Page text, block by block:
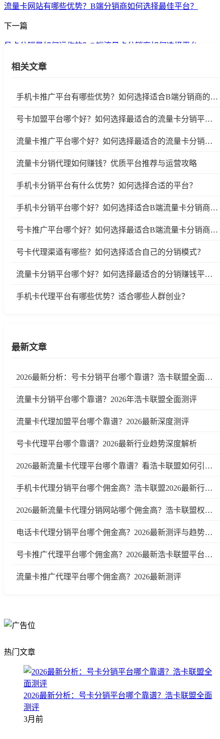
流量卡网站有哪些优势？B端分销商如何选择最佳平台？
下一篇
号卡分销是如何运作的？B端流量卡分销商如何选择平台 ...
相关文章
手机卡推广平台有哪些优势？如何选择适合B端分销商的优质平台？
号卡加盟平台哪个好？如何选择最适合的流量卡分销平台？
流量卡推广平台哪个好？如何选择最适合的流量卡分销平台
流量卡分销代理如何赚钱？优质平台推荐与运营攻略
手机卡分销平台有什么优势？如何选择合适的平台？
手机卡分销平台哪个好？如何选择适合B端流量卡分销商的平台？
号卡推广平台哪个好？如何选择最适合B端流量卡分销商的号卡推广平台？
号卡代理渠道有哪些？如何选择适合自己的分销模式？
流量卡分销平台哪个好？如何选择最适合的分销赚钱平台？
手机卡代理平台有哪些优势？适合哪些人群创业？
最新文章
2026最新分析：号卡分销平台哪个靠谱？浩卡联盟全面测评
流量卡分销平台哪个靠谱？2026年浩卡联盟全面测评
流量卡代理加盟平台哪个靠谱？2026最新深度测评
号卡代理平台哪个靠谱？2026最新行业趋势深度解析
2026最新流量卡代理平台哪个靠谱？看浩卡联盟如何引领行业变革
手机卡代理分销平台哪个佣金高？浩卡联盟2026最新行业测评及趋势分析
2026最新流量卡代理分销网站哪个佣金高？浩卡联盟权威测评
电话卡代理分销平台哪个佣金高？2026最新测评与趋势分析
号卡推广代理平台哪个佣金高？2026最新浩卡联盟平台测评与行业分析
流量卡推广代理平台哪个佣金高？2026最新测评
热门文章
2026最新分析：号卡分销平台哪个靠谱？浩卡联盟全面
测评
3月前